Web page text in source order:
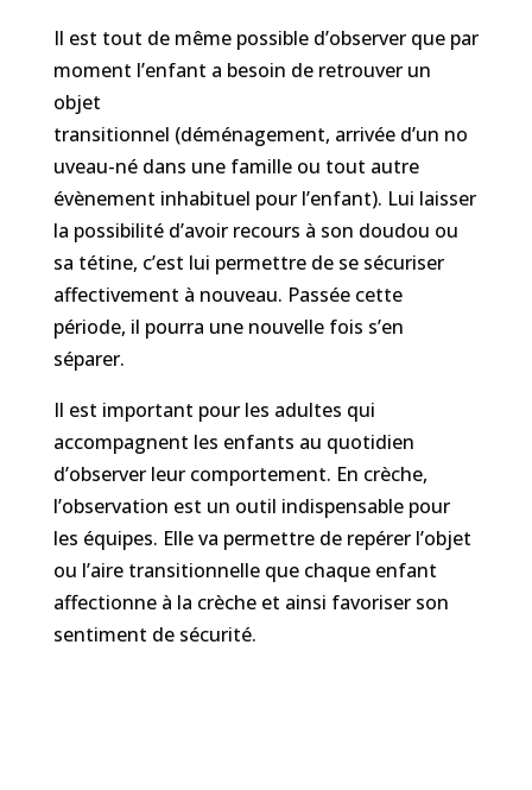
Il est tout de même possible d’observer que par
moment l’enfant a besoin de retrouver un
objet
transitionnel (déménagement, arrivéed’un no
uveau-né dans une familleou tout autre
évènement inhabituel pour l’enfant). Lui laisser
la possibilité d’avoir recours à son doudou ou
sa tétine, c’est lui permettre de se sécuriser
affectivement à nouveau. Passée cette
période, il pourra une nouvelle fois s’en
séparer.
Il est important pour les adultes qui
accompagnent les enfants au quotidien
d’observer leur comportement. En crèche,
l’observation est un outil indispensable pour
les équipes. Elle va permettre de repérer l’objet
ou l’aire transitionnelleque chaque enfant
affectionne à la crèche et ainsi favoriser son
sentiment de sécurité.